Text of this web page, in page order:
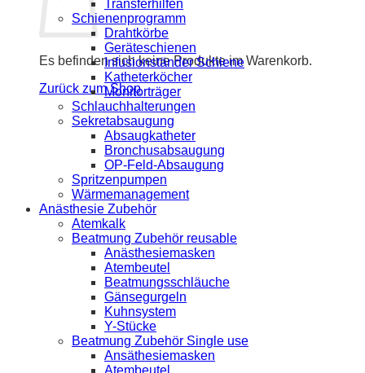
Es befinden sich keine Produkte im Warenkorb.
Zurück zum Shop
Transferhilfen
Schienenprogramm
Drahtkörbe
Geräteschienen
Infusionständer Schiene
Katheterköcher
Monitorträger
Schlauchhalterungen
Sekretabsaugung
Absaugkatheter
Bronchusabsaugung
OP-Feld-Absaugung
Spritzenpumpen
Wärmemanagement
Anästhesie Zubehör
Atemkalk
Beatmung Zubehör reusable
Anästhesiemasken
Atembeutel
Beatmungsschläuche
Gänsegurgeln
Kuhnsystem
Y-Stücke
Beatmung Zubehör Single use
Ansäthesiemasken
Atembeutel